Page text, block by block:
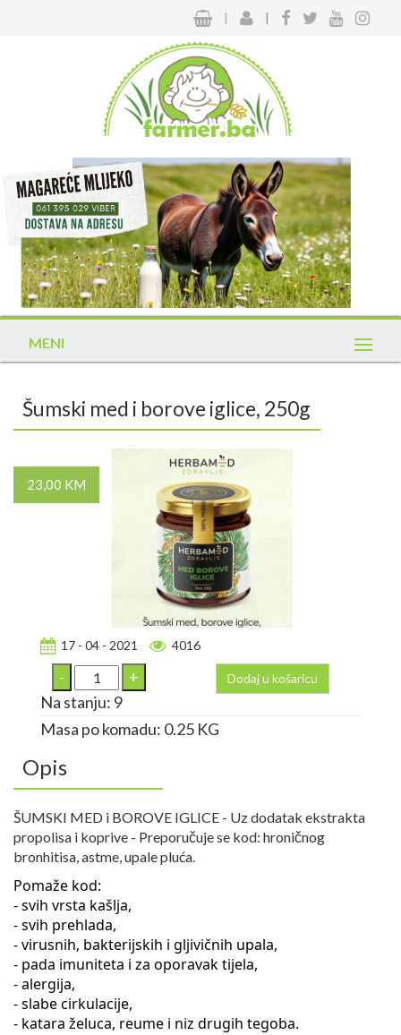
| |
MENI
Šumski med i borove iglice, 250g
23,00 KM
17 - 04 - 2021 4016
Dodaj u košaricu
Na stanju: 9
Masa po komadu: 0.25 KG
Opis
ŠUMSKI MED i BOROVE IGLICE - Uz dodatak ekstrakta
propolisa i koprive - Preporučuje se kod: hroničnog
bronhitisa, astme, upale pluća.
Pomaže kod:
- svih vrsta kašlja,
- svih prehlada,
- virusnih, bakterijskih i gljivičnih upala,
- pada imuniteta i za oporavak tijela,
- alergija,
- slabe cirkulacije,
- katara želuca, reume i niz drugih tegoba.